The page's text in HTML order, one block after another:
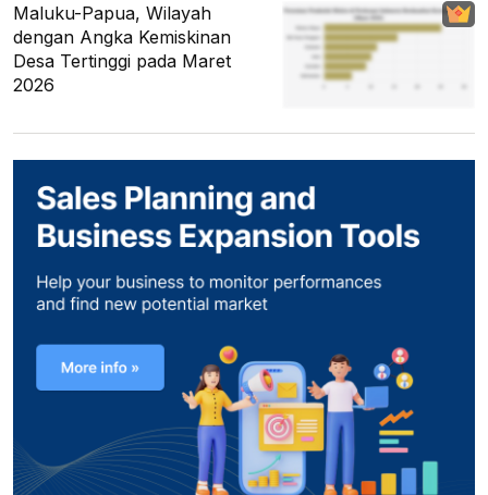
Maluku-Papua, Wilayah
dengan Angka Kemiskinan
Desa Tertinggi pada Maret
2026